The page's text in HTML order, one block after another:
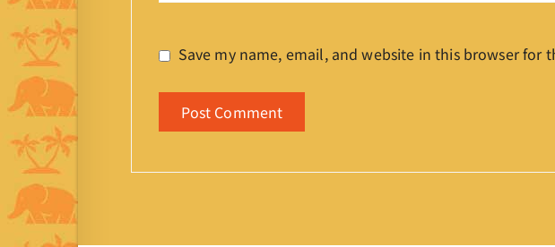
Save my name, email, and website in this browser for